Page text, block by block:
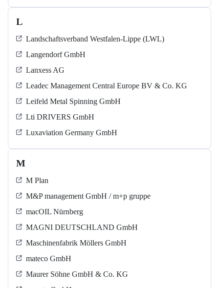
L
Landschaftsverband Westfalen-Lippe (LWL)
Langendorf GmbH
Lanxess AG
Leadec Management Central Europe BV & Co. KG
Leifeld Metal Spinning GmbH
Lti DRIVERS GmbH
Luxaviation Germany GmbH
M
M Plan
M&P management GmbH / m+p gruppe
macOIL Nürnberg
MAGNI DEUTSCHLAND GmbH
Maschinenfabrik Möllers GmbH
mateco GmbH
Maurer Söhne GmbH & Co. KG